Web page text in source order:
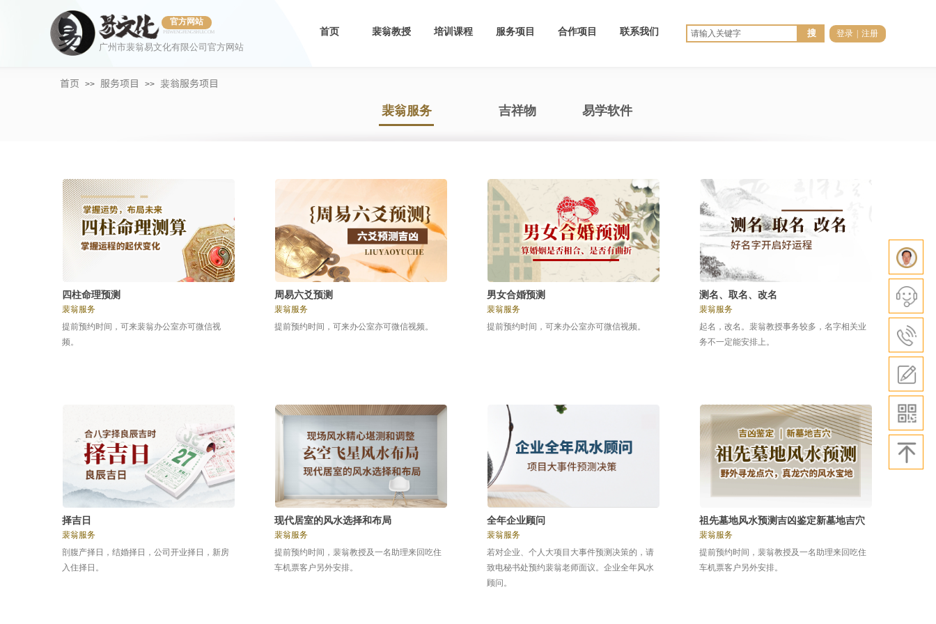
PEIWENGFENGSHUI.COM 登录 注册
搜
官方网站
首页 裴翁教授 培训课程 服务项目 合作项目
联系我们
广州市裴翁易文化有限公司官方网站
裴翁服务 吉祥物 易学软件
首页 >> 服务项目 >> 裴翁服务项目
四柱命理预测
裴翁服务
提前预约时间，可来裴翁办公室亦可微信视
频。
周易六爻预测
裴翁服务
提前预约时间，可来办公室亦可微信视频。
男女合婚预测
裴翁服务
提前预约时间，可来办公室亦可微信视频。
测名、取名、改名
裴翁服务
起名，改名。裴翁教授事务较多，名字相关业
务不一定能安排上。
择吉日
裴翁服务
剖腹产择日，结婚择日，公司开业择日，新房
入住择日。
现代居室的风水选择和布局
裴翁服务
提前预约时间，裴翁教授及一名助理来回吃住
车机票客户另外安排。
全年企业顾问
裴翁服务
若对企业、个人大项目大事件预测决策的，请
致电秘书处预约裴翁老师面议。企业全年风水
顾问。
祖先墓地风水预测吉凶鉴定新墓地吉穴
裴翁服务
提前预约时间，裴翁教授及一名助理来回吃住
车机票客户另外安排。